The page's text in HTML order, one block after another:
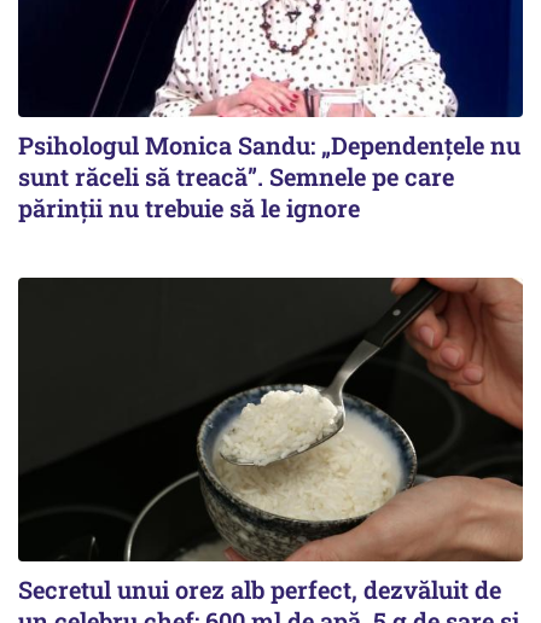
Psihologul Monica Sandu: „Dependențele nu
sunt răceli să treacă”. Semnele pe care
părinții nu trebuie să le ignore
Secretul unui orez alb perfect, dezvăluit de